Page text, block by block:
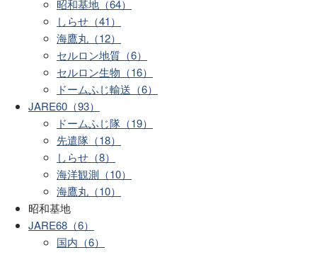
昭和基地（64）
しらせ（41）
海鷹丸（12）
セルロン地質（6）
セルロン生物（16）
ドームふじ輸送（6）
JARE60（93）
ドームふじ隊（19）
先遣隊（18）
しらせ（8）
海洋観測（10）
海鷹丸（10）
昭和基地
JARE68（6）
国内（6）